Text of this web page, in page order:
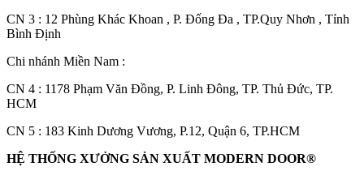
Hồ sơ năng lực
CN 3 : 12 Phùng Khác Khoan , P. Đống Đa , TP.Quy Nhơn , Tỉnh
Bình Định
Chi nhánh Miền Nam :
CN 4 : 1178 Phạm Văn Đồng, P. Linh Đông, TP. Thủ Đức, TP.
HCM
CN 5 : 183 Kinh Dương Vương, P.12, Quận 6, TP.HCM
HỆ THỐNG XƯỞNG SẢN XUẤT MODERN DOOR®